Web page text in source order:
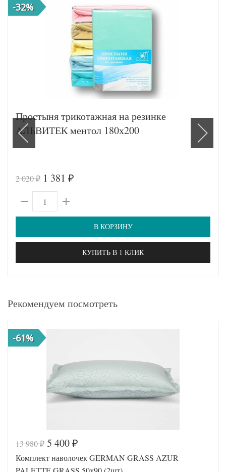
-32%
Простыня трикотажная на резинке
АЛЬВИТЕК ментол 180х200
2 020₽ 1 381 ₽
В КОРЗИНУ
КУПИТЬ В 1 КЛИК
Рекомендуем посмотреть
-61%
13 980₽ 5 400 ₽
Комплект наволочек GERMAN GRASS AZUR